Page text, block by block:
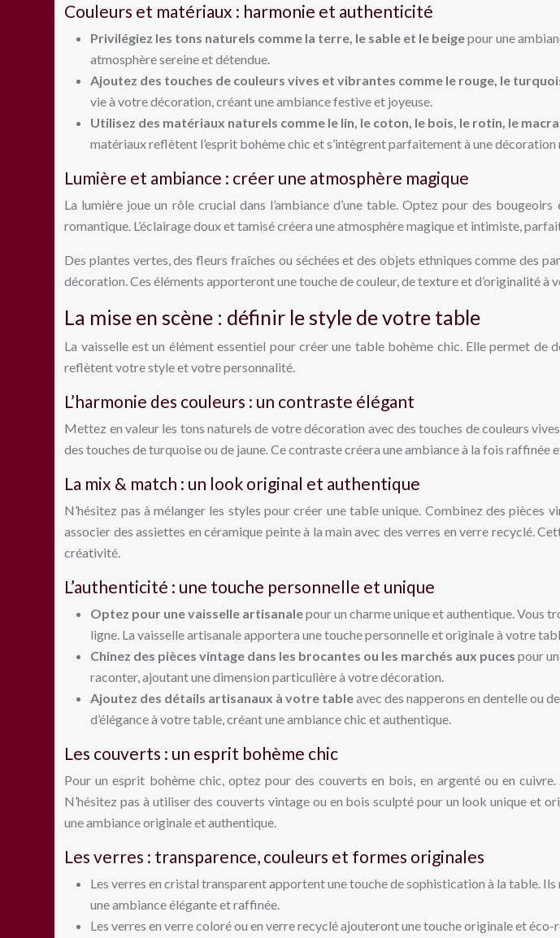
Couleurs et matériaux : harmonie et authenticité
Privilégiez les tons naturels comme la terre, le sable et le beigepour une
atmosphère sereine et détendue.
Ajoutez des touches de couleurs vives et vibrantes comme le rouge, le
vie à votre décoration, créant une ambiance festive et joyeuse.
Utilisez des matériaux naturels comme le lin, le coton, le bois, le rotin, le
matériaux reflètent l’esprit bohème chic et s’intègrent parfaitement à une
Lumière et ambiance : créer une atmosphère magique
La lumière joue un rôle crucial dans l’ambiance d’une table. Optez pour des
romantique. L’éclairage doux et tamisé créera une atmosphère magique et intimiste,
Des plantes vertes, des fleurs fraîches ou séchées et des objets ethniques comme des
décoration. Ces éléments apporteront une touche de couleur, de texture et d’originalité à
La mise en scène : définir le style de votre table
La vaisselle est un élément essentiel pour créer une table bohème chic. Elle permet
reflètent votre style et votre personnalité.
L’harmonie des couleurs : un contraste élégant
Mettez en valeur les tons naturels de votre décoration avec des touches de couleurs
des touches de turquoise ou de jaune. Ce contraste créera une ambiance à la fois
La mix & match : un look original et authentique
N’hésitez pas à mélanger les styles pour créer une table unique. Combinez des
associer des assiettes en céramique peinte à la main avec des verres en verre recyclé.
créativité.
L’authenticité : une touche personnelle et unique
Optez pour une vaisselle artisanalepour un charme unique et authentique. Vous
ligne. La vaisselle artisanale apportera une touche personnelle et originale à votre
Chinez des pièces vintage dans les brocantes ou les marchés aux pucespour
raconter, ajoutant une dimension particulière à votre décoration.
Ajoutez des détails artisanaux à votre tableavec des napperons en dentelle ou
d’élégance à votre table, créant une ambiance chic et authentique.
Les couverts : un esprit bohème chic
Pour un esprit bohème chic, optez pour des couverts en bois, en argenté ou en
N’hésitez pas à utiliser des couverts vintage ou en bois sculpté pour un look unique et
une ambiance originale et authentique.
Les verres : transparence, couleurs et formes originales
Les verres en cristal transparent apportent une touche de sophistication à la table.
une ambiance élégante et raffinée.
Les verres en verre coloré ou en verre recyclé ajouteront une touche originale et